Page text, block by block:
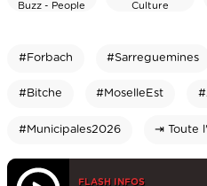
Buzz - People Culture
#Forbach #Sarreguemines
#Bitche #MoselleEst
#Municipales2026 ⇥ Toute
FLASH INFOS